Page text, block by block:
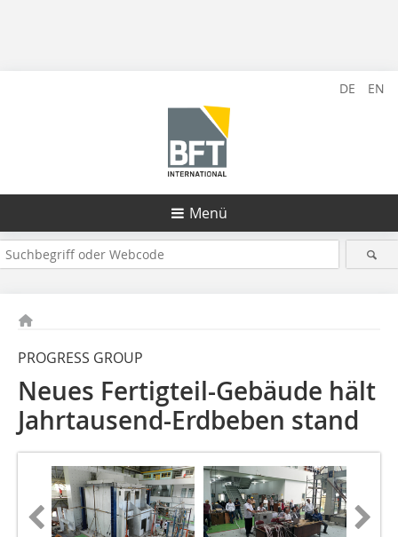
DE EN
Menü
PROGRESS GROUP
Neues Fertigteil-Gebäude hält
Jahrtausend-Erdbeben stand